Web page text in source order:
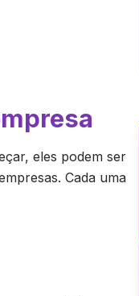
eles podem ser
Cada uma